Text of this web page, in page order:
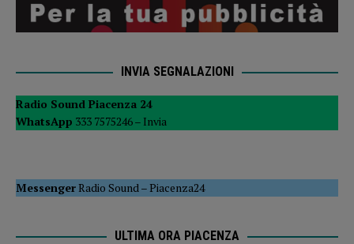
INVIA SEGNALAZIONI
Radio Sound Piacenza 24
WhatsApp 333 7575246 – Invia
MessengerRadio Sound–Piacenza24
ULTIMA ORA PIACENZA